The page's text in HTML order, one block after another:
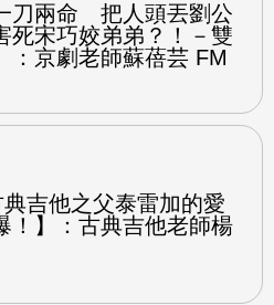
刀兩命 把人頭丟劉公
死宋巧姣弟弟？！－雙
：京劇老師蘇蓓芸 FM
典吉他之父泰雷加的愛
！】：古典吉他老師楊